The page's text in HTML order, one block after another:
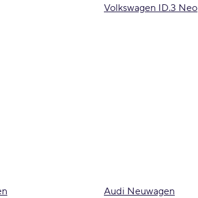
Volkswagen ID.3 Neo
Audi Neuwagen